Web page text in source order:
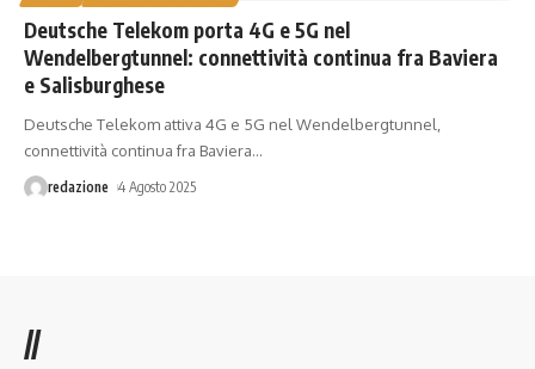
Deutsche Telekom porta 4G e 5G nel
Wendelbergtunnel: connettività continua fra Baviera
e Salisburghese
Deutsche Telekom attiva 4G e 5G nel Wendelbergtunnel,
connettività continua fra Baviera…
redazione 4 Agosto 2025
//